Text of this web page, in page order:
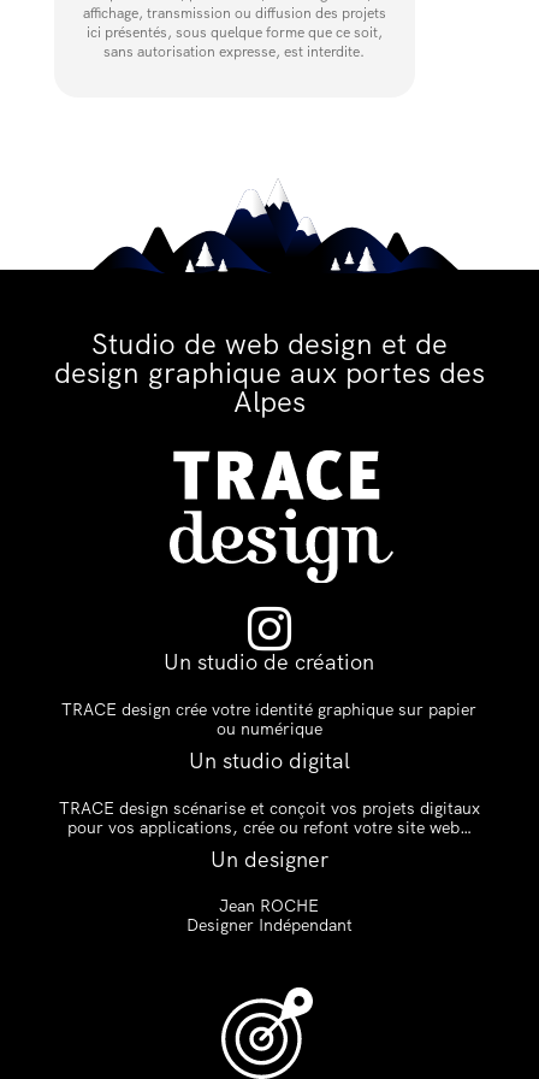
affichage, transmission ou diffusion des projets
ici présentés, sous quelque forme que ce soit,
sans autorisation expresse, est interdite.
Studio de web design et de
design graphique aux portes des
Alpes

Un studio de création
TRACE design crée votre identité graphique sur papier
ou numérique
Un studio digital
TRACE design scénarise et conçoit vos projets digitaux
pour vos applications, crée ou refont votre site web…
Un designer
Jean ROCHE
Designer Indépendant